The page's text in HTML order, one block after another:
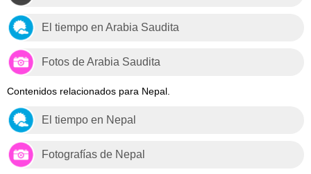
El tiempo en Arabia Saudita
Fotos de Arabia Saudita
Contenidos relacionados para Nepal.
El tiempo en Nepal
Fotografías de Nepal